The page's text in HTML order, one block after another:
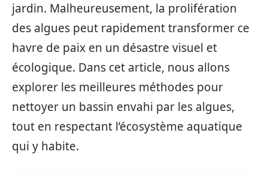
jardin. Malheureusement, la prolifération
des algues peut rapidement transformer ce
havre de paix en un désastre visuel et
écologique. Dans cet article, nous allons
explorer les meilleures méthodes pour
nettoyer un bassin envahi par les algues,
tout en respectant l’écosystème aquatique
qui y habite.